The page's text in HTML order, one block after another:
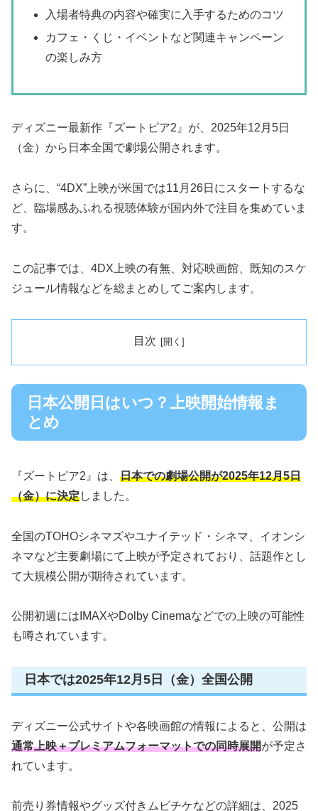
入場者特典の内容や確実に入手するためのコツ
カフェ・くじ・イベントなど関連キャンペーン
の楽しみ方
ディズニー最新作『ズートピア2』が、2025年12月5日
（金）から日本全国で劇場公開されます。
さらに、“4DX”上映が米国では11月26日にスタートするな
ど、臨場感あふれる視聴体験が国内外で注目を集めていま
す。
この記事では、4DX上映の有無、対応映画館、既知のスケ
ジュール情報などを総まとめしてご案内します。
目次
日本公開日はいつ？上映開始情報ま
とめ
『ズートピア2』は、 日本での劇場公開が2025年12月5日
（金）に決定しました。
全国のTOHOシネマズやユナイテッド・シネマ、イオンシ
ネマなど主要劇場にて上映が予定されており、話題作とし
て大規模公開が期待されています。
公開初週にはIMAXやDolby Cinemaなどでの上映の可能性
も噂されています。
日本では2025年12月5日（金）全国公開
ディズニー公式サイトや各映画館の情報によると、公開は
通常上映＋プレミアムフォーマットでの同時展開が予定さ
れています。
前売り券情報やグッズ付きムビチケなどの詳細は、2025